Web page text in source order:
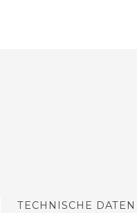
TECHNISCHE DATEN